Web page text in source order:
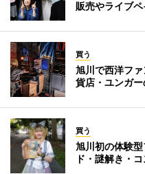
販売やライブ
買う
旭川で西洋フ
貨店・ユンガー
買う
旭川初の体験
ド・謎解き・